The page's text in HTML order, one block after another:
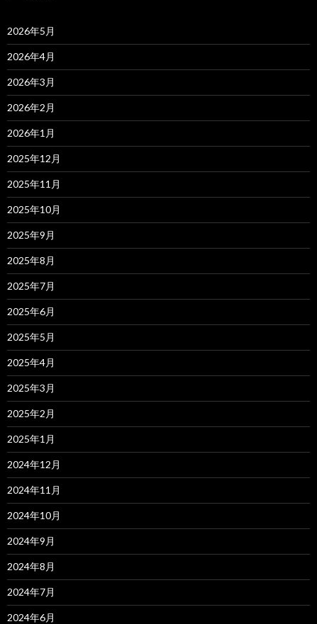
2026年5月
2026年4月
2026年3月
2026年2月
2026年1月
2025年12月
2025年11月
2025年10月
2025年9月
2025年8月
2025年7月
2025年6月
2025年5月
2025年4月
2025年3月
2025年2月
2025年1月
2024年12月
2024年11月
2024年10月
2024年9月
2024年8月
2024年7月
2024年6月